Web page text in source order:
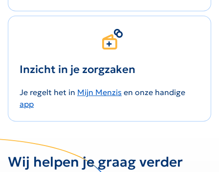
Inzicht in je zorgzaken
Je regelt het in Mijn Menzis en onze handige
app
Wij helpen je graag verder